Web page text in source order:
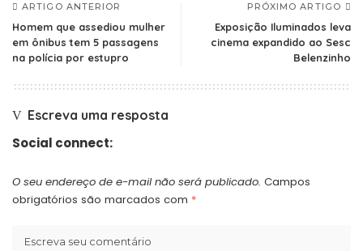
ARTIGO ANTERIOR
Homem que assediou mulher
em ônibus tem 5 passagens
na polícia por estupro
PRÓXIMO ARTIGO
Exposição Iluminados leva
cinema expandido ao Sesc
Belenzinho
Escreva uma resposta
Social connect:
O seu endereço de e-mail não será publicado. Campos
obrigatórios são marcados com *